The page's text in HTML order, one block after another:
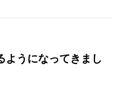
ようになってきまし